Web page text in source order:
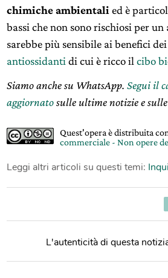
chimiche ambientali ed è
bassi che non sono rischiosi per
sarebbe più sensibile ai benefici dei
antiossidanti di cui è ricco il cibo
Siamo anche su WhatsApp. Segui il
aggiornatosulle ultime notizie e
Quest'opera è distribuita
commerciale - Non opere
Leggi altri articoli su questi temi:
L'autenticità di questa